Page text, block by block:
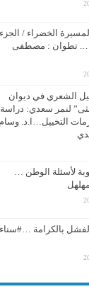
الخضراء / الجزء
تطوان : مصطفى
الشعري في ديوان
لنمر سعدي: دراسة
التخييل…ا.د. وسام
لأسئلة الوطن …
بالكرامة …#سناء